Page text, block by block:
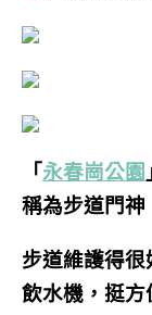
「永春崗公園
稱為步道門神
步道維護得
飲水機，挺方